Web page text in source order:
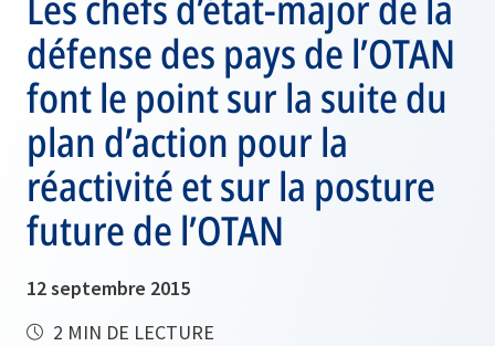
défense des pays de l’OTAN
font le point sur la suite du
plan d’action pour la
réactivité et sur la posture
future de l’OTAN
12 septembre 2015
2 MIN DE LECTURE